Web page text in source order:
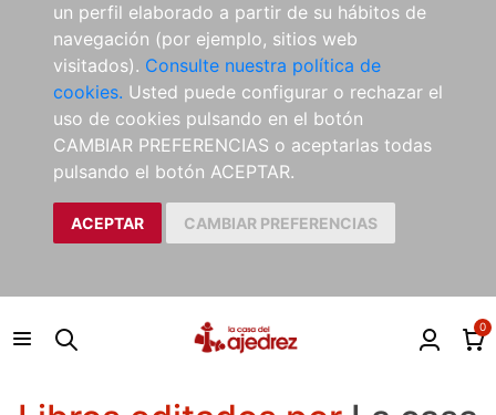
un perfil elaborado a partir de su hábitos de
navegación (por ejemplo, sitios web
visitados). Consulte nuestra política de
cookies. Usted puede configurar o rechazar el
uso de cookies pulsando en el botón
CAMBIAR PREFERENCIAS o aceptarlas todas
pulsando el botón ACEPTAR.
ACEPTAR CAMBIAR PREFERENCIAS
0